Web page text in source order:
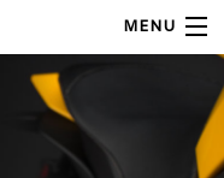
MENU